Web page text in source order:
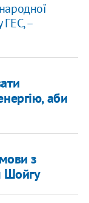
ГЕС, –
аби
з
Шойгу